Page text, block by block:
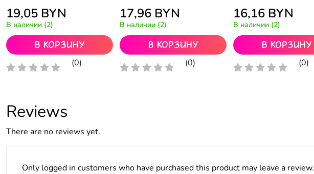
19,05 BYN
В наличии (2)
В корзину
(0)
17,96 BYN
В наличии (2)
В корзину
(0)
16,16 BYN
В наличии (2)
В корзину
(0)
Reviews
There are no reviews yet.
Only logged in customers who have purchased this product may leave a review.